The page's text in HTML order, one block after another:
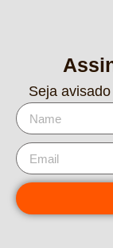
Seja